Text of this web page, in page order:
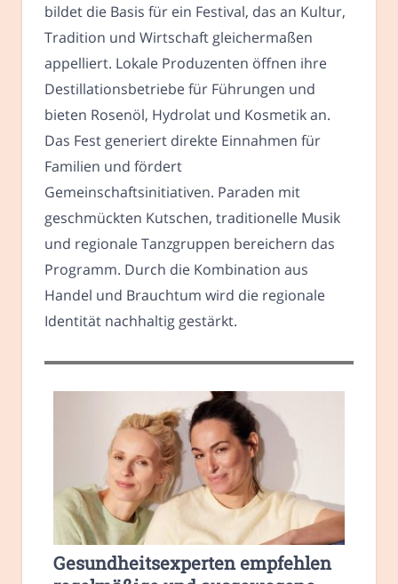
bildet die Basis für ein Festival, das an Kultur,
Tradition und Wirtschaft gleichermaßen
appelliert. Lokale Produzenten öffnen ihre
Destillationsbetriebe für Führungen und
bieten Rosenöl, Hydrolat und Kosmetik an.
Das Fest generiert direkte Einnahmen für
Familien und fördert
Gemeinschaftsinitiativen. Paraden mit
geschmückten Kutschen, traditionelle Musik
und regionale Tanzgruppen bereichern das
Programm. Durch die Kombination aus
Handel und Brauchtum wird die regionale
Identität nachhaltig gestärkt.
Gesundheitsexperten empfehlen